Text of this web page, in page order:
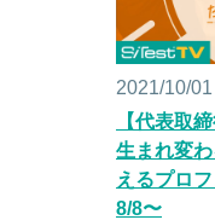
2021/10/01
【代表取
生まれ変
えるプロ
8/8〜